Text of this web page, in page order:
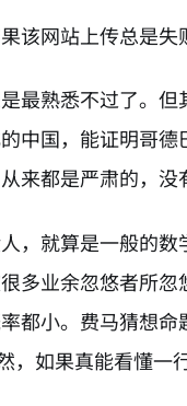
该网站上传总是失
最熟悉不过了。
中国，能证明哥
来都是严肃的，没
，就算是一般的
多业余忽悠者所
都小。费马猜想
，如果真能看懂一